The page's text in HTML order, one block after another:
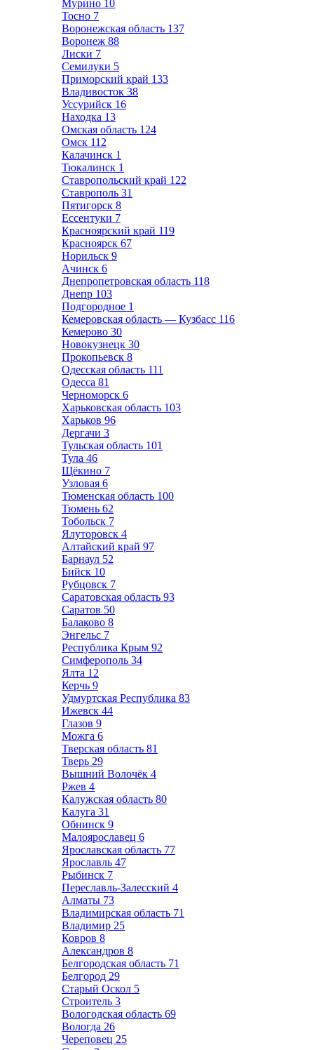
Мурино 10
Тосно 7
Воронежская область 137
Воронеж 88
Лиски 7
Семилуки 5
Приморский край 133
Владивосток 38
Уссурийск 16
Находка 13
Омская область 124
Омск 112
Калачинск 1
Тюкалинск 1
Ставропольский край 122
Ставрополь 31
Пятигорск 8
Ессентуки 7
Красноярский край 119
Красноярск 67
Норильск 9
Ачинск 6
Днепропетровская область 118
Днепр 103
Подгородное 1
Кемеровская область — Кузбасс 116
Кемерово 30
Новокузнецк 30
Прокопьевск 8
Одесская область 111
Одесса 81
Черноморск 6
Харьковская область 103
Харьков 96
Дергачи 3
Тульская область 101
Тула 46
Щёкино 7
Узловая 6
Тюменская область 100
Тюмень 62
Тобольск 7
Ялуторовск 4
Алтайский край 97
Барнаул 52
Бийск 10
Рубцовск 7
Саратовская область 93
Саратов 50
Балаково 8
Энгельс 7
Республика Крым 92
Симферополь 34
Ялта 12
Керчь 9
Удмуртская Республика 83
Ижевск 44
Глазов 9
Можга 6
Тверская область 81
Тверь 29
Вышний Волочёк 4
Ржев 4
Калужская область 80
Калуга 31
Обнинск 9
Малоярославец 6
Ярославская область 77
Ярославль 47
Рыбинск 7
Переславль-Залесский 4
Алматы 73
Владимирская область 71
Владимир 25
Ковров 8
Александров 8
Белгородская область 71
Белгород 29
Старый Оскол 5
Строитель 3
Вологодская область 69
Вологда 26
Череповец 25